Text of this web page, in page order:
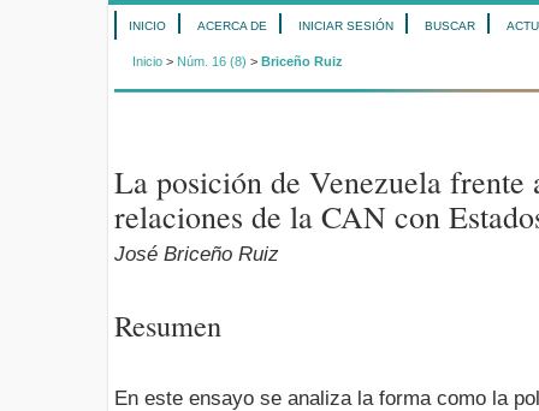
INICIO ACERCA DE INICIAR SESIÓN BUSCAR
Inicio > Núm. 16 (8) > Briceño Ruiz
La posición de Venezuela
relaciones de la CAN con
José Briceño Ruiz
Resumen
En este ensayo se analiza la forma como la